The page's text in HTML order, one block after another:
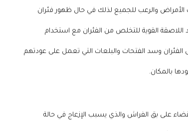
والرعب للجميع لذلك في حال ظهور فئران
القوية للتخلص من الفئران مع استخدام
وسد الفتحات والبلعات التي تعمل على عودتهم
بالمكان.
على بق الفراش والذي يسبب الإزعاج في حالة